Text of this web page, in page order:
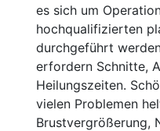
es sich um
hochqualifizierten
durchgeführt
erfordern Schnitte,
Heilungszeiten.
vielen Problemen
Brustvergrößerung,